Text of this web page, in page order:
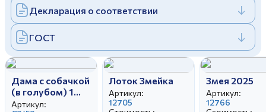
Декларация о соответствии
ГОСТ
Дама с собачкой
(в голубом) 1
категория
Артикул:
Лоток Змейка
Артикул:
12705
Змея 2025
Артикул:
12766